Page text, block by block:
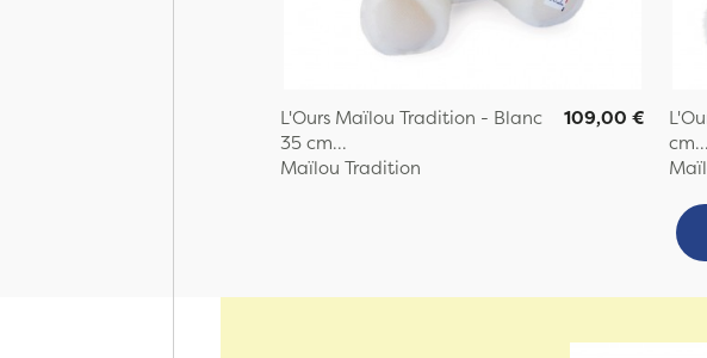
L'Ours Maïlou Tradition - Blanc
35 cm...
Maïlou Tradition
109,00 €
cm...